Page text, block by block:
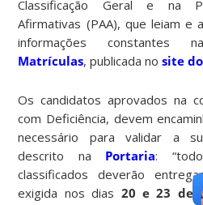
Classificação Geral e na
Afirmativas (PAA), que leiam e
informações constantes
Matrículas, publicada nosite
Os candidatos aprovados na
com Deficiência, devem
necessário para validar a
descrito na Portaria:
classificados deverão
exigida nos dias 20 e 23 de